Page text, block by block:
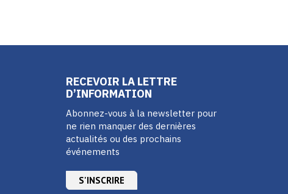
RECEVOIR LA LETTRE
D’INFORMATION
Abonnez-vous à la newsletter pour
ne rien manquer des dernières
actualités ou des prochains
événements
S'INSCRIRE